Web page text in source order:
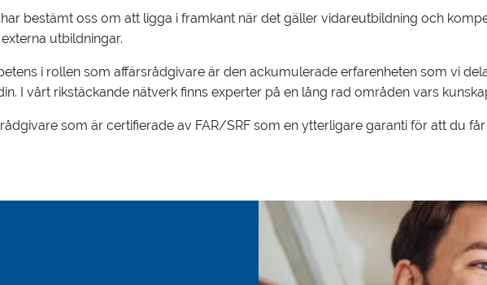
bestämt oss om att ligga i framkant när det gäller vidareutbildning och
utbildningar.
i rollen som affärsrådgivare är den ackumulerade erfarenheten som vi
I vårt rikstäckande nätverk finns experter på en lång rad områden vars
som är certifierade av FAR/SRF som en ytterligare garanti för att du